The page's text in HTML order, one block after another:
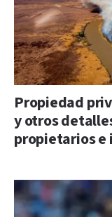
Propiedad
y otros
propietarios e